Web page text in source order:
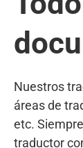
Nuestros
áreas de
etc.
traductor